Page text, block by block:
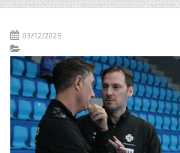
03/12/2025